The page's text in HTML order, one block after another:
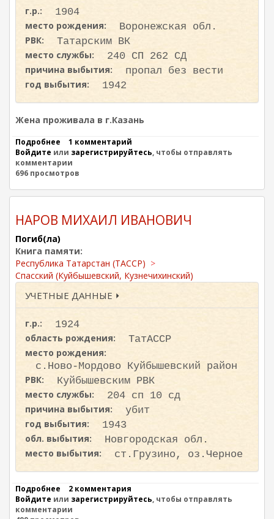
о
й
т
е
е
с
е
о
й
в
й
1
1
—
1
9
4
О
В
И
Ч
г.р.:
1904
место рождения:
Воронежская обл.
РВК:
Татарским ВК
место службы:
240 СП 262 СД
причина выбытия:
пропал без вести
год выбытия:
1942
Жена проживала в г.Казань
Подробнее
М
Е
Д
Е
Е
В
Х
А
И
А
Н
Д
Р
Е
Е
И
Ч
.
С
Т
Ь
Н
А
Р
Д
А
.
1 комментарий
Войдите или зарегистрируйтесь, чтобы отправлять
комментарии
696 просмотров
НАРОВ МИХАИЛ ИВАНОВИЧ
Погиб(ла)
Книга памяти:
Республика Татарстан (ТАССР)
Спасский (Куйбышевский, Кузнечихинский)
УЧЕТНЫЕ ДАННЫЕ ⏵
г.р.:
1924
область рождения:
ТатАССР
место рождения:
с.Ново-Мордово Куйбышевский район
РВК:
Куйбышевским РВК
место службы:
204 сп 10 сд
причина выбытия:
убит
год выбытия:
1943
обл. выбытия:
Новгородская обл.
место выбытия:
ст.Грузино, оз.Черное
Подробнее
Н
А
2 комментария
Войдите или зарегистрируйтесь, чтобы отправлять
комментарии